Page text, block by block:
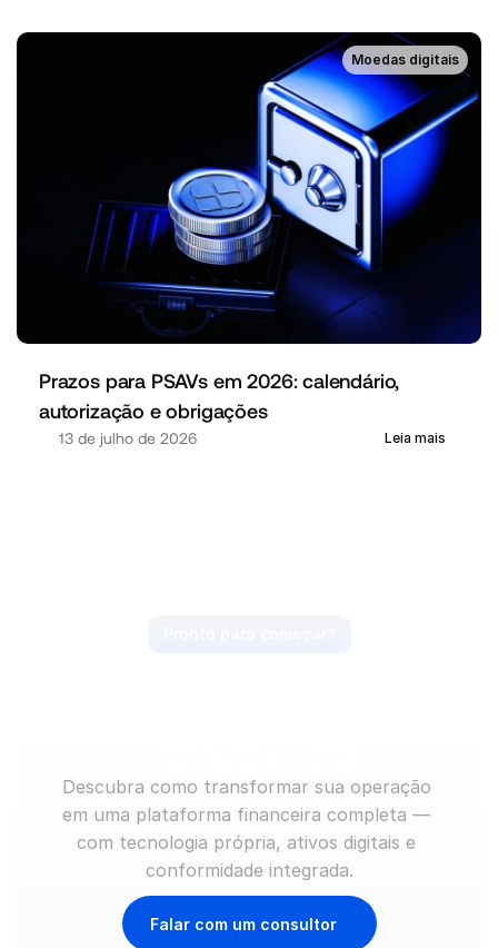
Moedas digitais
Prazos para PSAVs em 2026: calendário,
autorização e obrigações
13 de julho de 2026 Leia mais
Descubra como transformar sua operação
em uma plataforma financeira completa —
com tecnologia própria, ativos digitais e
conformidade integrada.
Falar com um consultor